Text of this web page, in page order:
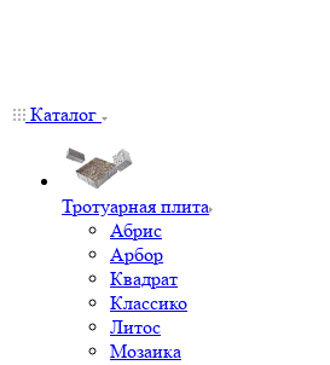
Каталог
Тротуарная плита
Абрис
Арбор
Квадрат
Классико
Литос
Мозаика